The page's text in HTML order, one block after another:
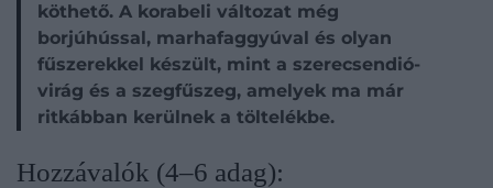
köthető. A korabeli változat még
borjúhússal, marhafaggyúval és olyan
fűszerekkel készült, mint a szerecsendió-
virág és a szegfűszeg, amelyek ma már
ritkábban kerülnek a töltelékbe.
Hozzávalók (4–6 adag):